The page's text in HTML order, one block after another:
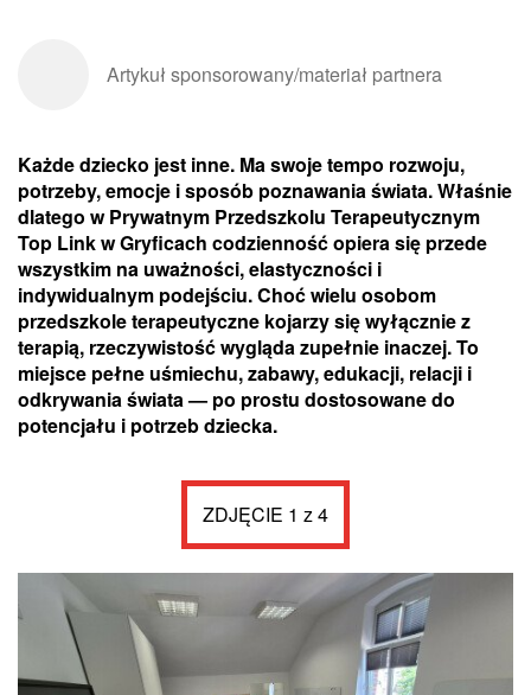
Artykuł sponsorowany/materiał partnera
Każde dziecko jest inne. Ma swoje tempo rozwoju,
potrzeby, emocje i sposób poznawania świata. Właśnie
dlatego w Prywatnym Przedszkolu Terapeutycznym
Top Link w Gryficach codzienność opiera się przede
wszystkim na uważności, elastyczności i
indywidualnym podejściu. Choć wielu osobom
przedszkole terapeutyczne kojarzy się wyłącznie z
terapią, rzeczywistość wygląda zupełnie inaczej. To
miejsce pełne uśmiechu, zabawy, edukacji, relacji i
odkrywania świata — po prostu dostosowane do
potencjału i potrzeb dziecka.
ZDJĘCIE 1 z 4